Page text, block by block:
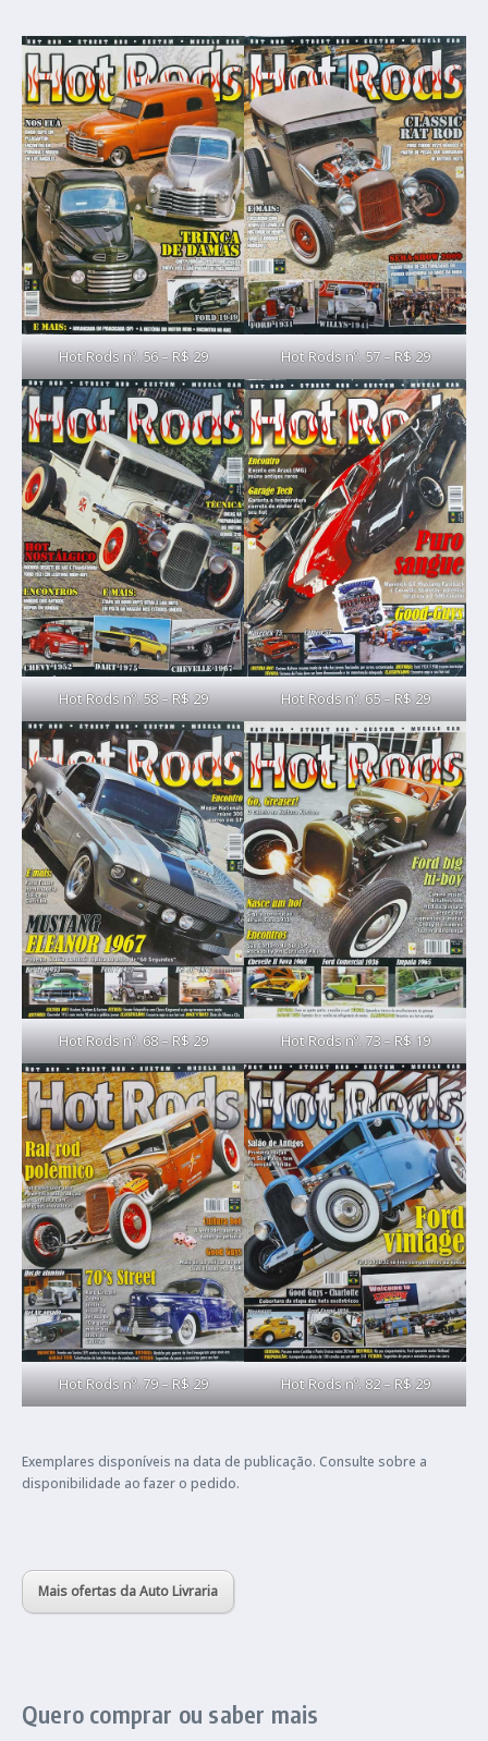
Hot Rods nº. 56 – R$ 29 Hot Rods nº. 57 – R$ 29
Hot Rods nº. 58 – R$ 29 Hot Rods nº. 65 – R$ 29
Hot Rods nº. 68 – R$ 29 Hot Rods nº. 73 – R$ 19
Hot Rods nº. 79 – R$ 29 Hot Rods nº. 82 – R$ 29
Exemplares disponíveis na data de publicação. Consulte sobre a
disponibilidade ao fazer o pedido.
Mais ofertas da Auto Livraria
Quero comprar ou saber mais